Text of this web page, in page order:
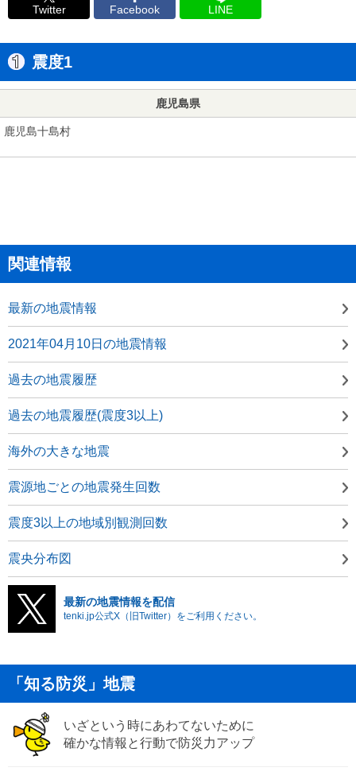
Twitter Facebook LINE
震度1
鹿児島県
鹿児島十島村
関連情報
最新の地震情報
2021年04月10日の地震情報
過去の地震履歴
過去の地震履歴(震度3以上)
海外の大きな地震
震源地ごとの地震発生回数
震度3以上の地域別観測回数
震央分布図
最新の地震情報を配信
tenki.jp公式X（旧Twitter）をご利用ください。
「知る防災」地震
いざという時にあわてないために
確かな情報と行動で防災力アップ